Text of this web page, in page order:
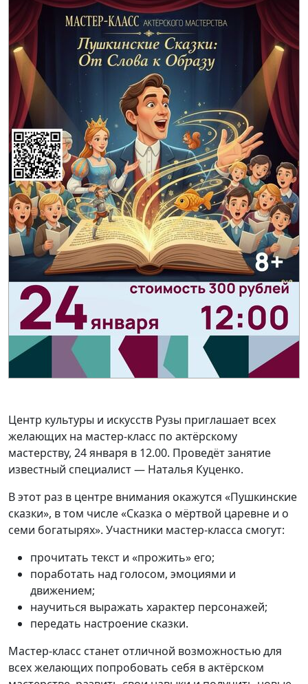
Центр культуры и искусств Рузы приглашает всех
желающих на мастер-класс по актёрскому
мастерству, 24 января в 12.00. Проведёт занятие
известный специалист — Наталья Куценко.
В этот раз в центре внимания окажутся «Пушкинские
сказки», в том числе «Сказка о мёртвой царевне и о
семи богатырях». Участники мастер-класса смогут:
прочитать текст и «прожить» его;
поработать над голосом, эмоциями и
движением;
научиться выражать характер персонажей;
передать настроение сказки.
Мастер-класс станет отличной возможностью для
всех желающих попробовать себя в актёрском